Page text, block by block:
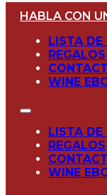
HABLA CON
LISTA DE
REGALOS
WINE
LISTA DE
REGALOS
WINE